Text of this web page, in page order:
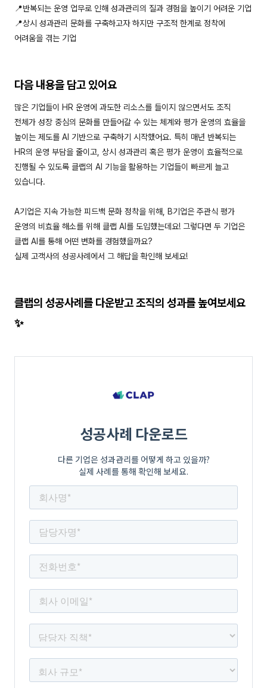
📍반복되는 운영 업무로 인해 성과관리의 질과 경험을 높이기 어려운 기업
📍상시 성과관리 문화를 구축하고자 하지만 구조적 한계로 정착에
어려움을 겪는 기업
다음 내용을 담고 있어요
많은 기업들이 HR 운영에 과도한 리소스를 들이지 않으면서도 조직
전체가 성장 중심의 문화를 만들어갈 수 있는 체계와 평가 운영의 효율을
높이는 제도를 AI 기반으로 구축하기 시작했어요. 특히 매년 반복되는
HR의 운영 부담을 줄이고, 상시 성과관리 혹은 평가 운영이 효율적으로
진행될 수 있도록 클랩의 AI 기능을 활용하는 기업들이 빠르게 늘고
있습니다.
A기업은 지속 가능한 피드백 문화 정착을 위해, B기업은 주관식 평가
운영의 비효율 해소를 위해 클랩 AI를 도입했는데요! 그렇다면 두 기업은
클랩 AI를 통해 어떤 변화를 경험했을까요?
실제 고객사의 성공사례에서 그 해답을 확인해 보세요!
클랩의 성공사례를 다운받고 조직의 성과를 높여보세요
✨